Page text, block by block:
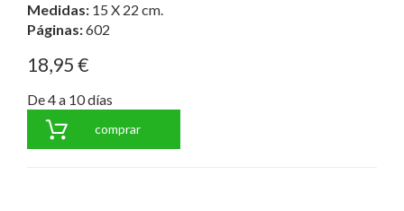
Medidas: 15 X 22 cm.
Páginas:602
18,95 €
De 4 a 10 días
comprar